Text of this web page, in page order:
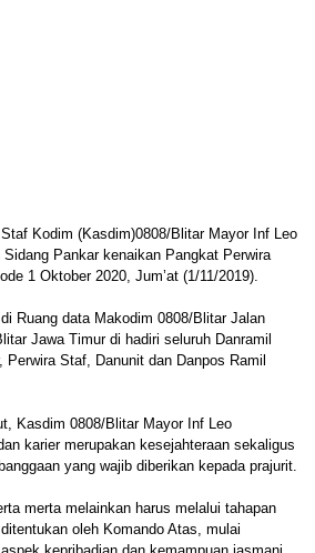
Kodim (Kasdim)0808/Blitar Mayor Inf Leo
Pankar kenaikan Pangkat Perwira
1 Oktober 2020, Jum’at (1/11/2019).
Ruang data Makodim 0808/Blitar Jalan
Jawa Timur di hadiri seluruh Danramil
Perwira Staf, Danunit dan Danpos Ramil
Kasdim 0808/Blitar Mayor Inf Leo
karier merupakan kesejahteraan sekaligus
yang wajib diberikan kepada prajurit.
merta melainkan harus melalui tahapan
oleh Komando Atas, mulai